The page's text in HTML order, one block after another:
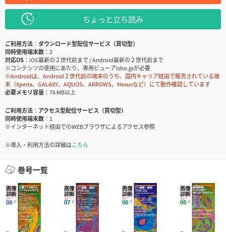
ちょっと立ち読み
ご利用方法
ダウンロード型配信サービス（買切型）
同時使用端末数
2
対応OS
iOS最新の２世代前まで / Android最新の２世代前まで
※コンテンツの使用にあたり、専用ビューアisho.jpが必要
※Androidは、Android２世代前の端末のうち、国内キャリア経由で販売されている端
末（Xperia、GALAXY、AQUOS、ARROWS、Nexusなど）にて動作確認しています
必要メモリ容量
76 MB以上
ご利用方法
アクセス型配信サービス（買切型）
同時使用端末数
1
※インターネット経由でのWEBブラウザによるアクセス参照
※導入・利用方法の詳細はこちら
巻号一覧